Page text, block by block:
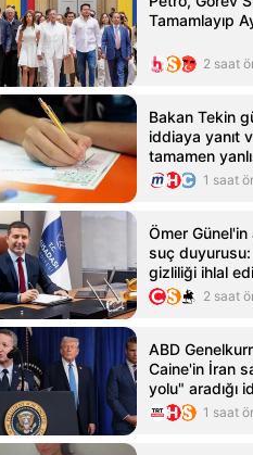
Tamamlayıp
2 saat
Bakan Tekin
iddiaya yanıt
tamamen
Egitim
1 saat
Ömer Günel'in
suç duyurusu:
gizliliği ihlal
2 saat
ABD
Caine'in İran
yolu" aradığı
1 saat